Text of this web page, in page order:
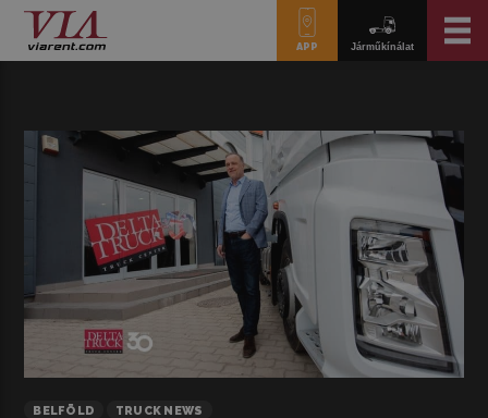
APP Járműkínálat
BELFÖLD TRUCK NEWS